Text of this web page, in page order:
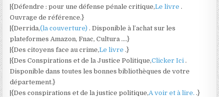
|{Défendre : pour une défense pénale critique,Le livre.
Ouvrage de référence.}
|{Derrida,(la couverture). Disponible à l’achat sur les
plateformes Amazon, Fnac, Cultura ….}
|{Des citoyens face au crime,Le livre.}
|{Des Conspirations et de la Justice Politique,Clicker Ici.
Disponible dans toutes les bonnes bibliothèques de votre
département.}
|{Des conspirations et de la justice politique,A voir et à lire..}